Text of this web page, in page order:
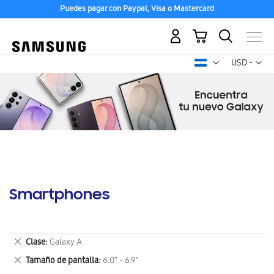
Puedes pagar con Paypal, Visa o Mastercard
USD -
dólar
Mi carrito
Smartphones
Clase Galaxy A
Eliminar
este
artículo
Tamaño de pantalla 6.0" - 6.9"
Eliminar